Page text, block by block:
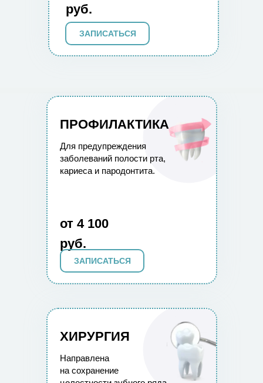
ЗАПИСАТЬСЯ
руб.
от 4 100
руб.
Для предупреждения
заболеваний полости рта,
кариеса и пародонтита.
ПРОФИЛАКТИКА
ЗАПИСАТЬСЯ
ХИРУРГИЯ
Направлена
на сохранение